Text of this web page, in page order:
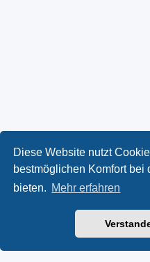
Diese Website nutzt
bestmöglichen Komfort bei
bieten. Mehr erfahren